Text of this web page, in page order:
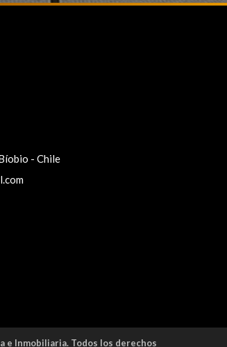
- Chile
e Inmobiliaria. Todos los derechos